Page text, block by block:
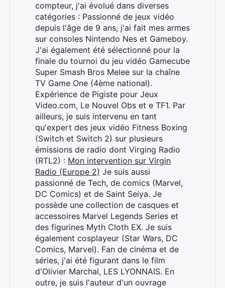
compteur, j'ai évolué dans diverses
catégories : Passionné de jeux vidéo
depuis l'âge de 9 ans, j'ai fait mes armes
sur consoles Nintendo Nes et Gameboy.
J'ai également été sélectionné pour la
finale du tournoi du jeu vidéo Gamecube
Super Smash Bros Melee sur la chaîne
TV Game One (4ème national).
Expérience de Pigiste pour Jeux
Video.com, Le Nouvel Obs et e TF1. Par
ailleurs, je suis intervenu en tant
qu'expert des jeux vidéo Fitness Boxing
(Switch et Switch 2) sur plusieurs
émissions de radio dont Virging Radio
(RTL2) : Mon intervention sur Virgin
Radio (Europe 2) Je suis aussi
passionné de Tech, de comics (Marvel,
DC Comics) et de Saint Seiya. Je
possède une collection de casques et
accessoires Marvel Legends Series et
des figurines Myth Cloth EX. Je suis
également cosplayeur (Star Wars, DC
Comics, Marvel). Fan de cinéma et de
séries, j'ai été figurant dans le film
d'Olivier Marchal, LES LYONNAIS. En
outre, je suis l'auteur d'un ouvrage